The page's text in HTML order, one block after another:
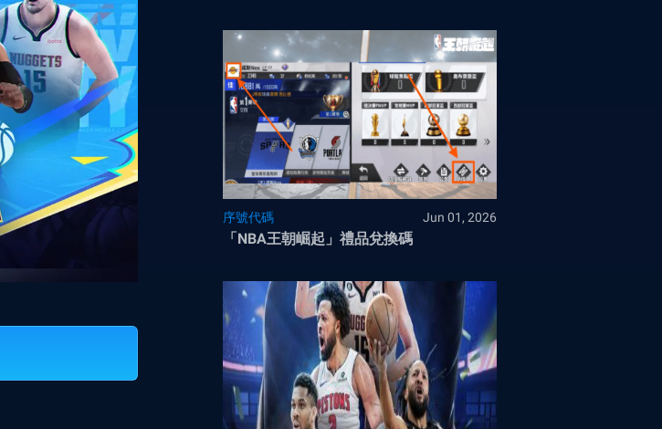
序號代碼 Jun 01, 2026
「NBA王朝崛起」禮品兌換碼